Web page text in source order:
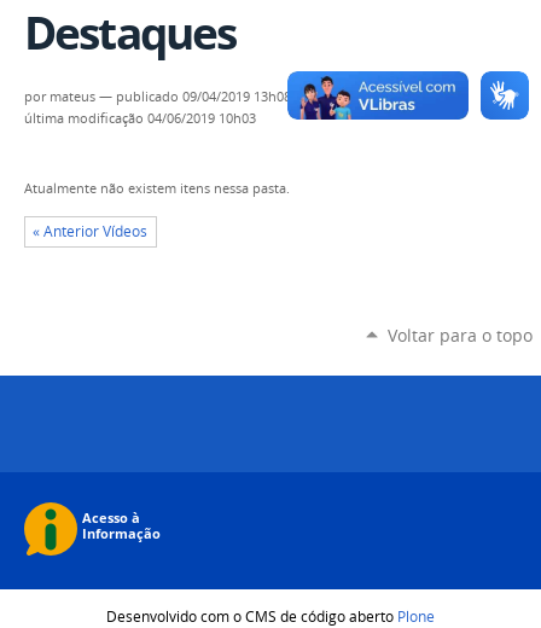
Destaques
por mateus — publicado 09/04/2019 13h08,
última modificação 04/06/2019 10h03
Atualmente não existem itens nessa pasta.
« Anterior Vídeos
Voltar para o topo
Desenvolvido com o CMS de código aberto Plone